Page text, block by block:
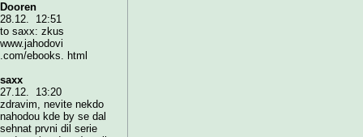
Dooren
28.12. 12:51
to saxx: zkus
www.jahodovi
.com/ebooks. html
saxx
27.12. 13:20
zdravim, nevite nekdo
nahodou kde by se dal
sehnat prvni dil serie